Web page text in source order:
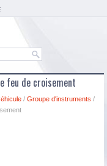
feu de croisement
/ Groupe d'instruments /